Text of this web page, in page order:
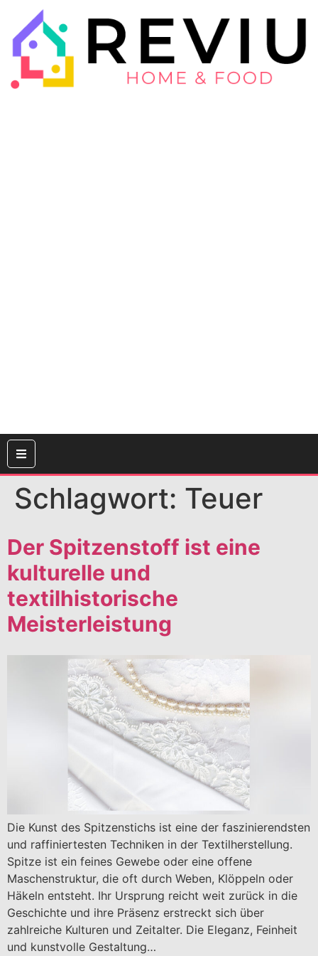
Schlagwort: Teuer
Der Spitzenstoff ist eine
kulturelle und
textilhistorische
Meisterleistung
Die Kunst des Spitzenstichs ist eine der faszinierendsten
und raffiniertesten Techniken in der Textilherstellung.
Spitze ist ein feines Gewebe oder eine offene
Maschenstruktur, die oft durch Weben, Klöppeln oder
Häkeln entsteht. Ihr Ursprung reicht weit zurück in die
Geschichte und ihre Präsenz erstreckt sich über
zahlreiche Kulturen und Zeitalter. Die Eleganz, Feinheit
und kunstvolle Gestaltung…